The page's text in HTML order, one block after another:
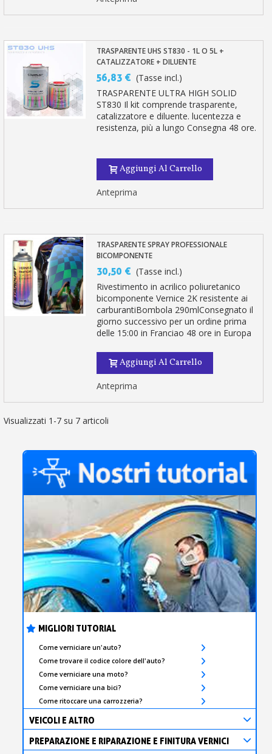
MIGLIORI TUTORIAL
Come verniciare un'auto?
Come trovare il codice colore dell'auto?
Come verniciare una moto?
Come verniciare una bici?
Come ritoccare una carrozzeria?
VEICOLI E ALTRO
PREPARAZIONE E RIPARAZIONE E FINITURA VERNICI
TRASPARENTE UHS ST830 - 1L O 5L +
CATALIZZATORE + DILUENTE
56,83 € (Tasse incl.)
TRASPARENTE ULTRA HIGH SOLID
ST830 Il kit comprende trasparente,
catalizzatore e diluente. lucentezza e
resistenza, più a lungo Consegna 48 ore.
Aggiungi Al Carrello
Anteprima
TRASPARENTE SPRAY PROFESSIONALE
BICOMPONENTE
30,50 € (Tasse incl.)
Rivestimento in acrilico poliuretanico
bicomponente Vernice 2K resistente ai
carburantiBombola 290mlConsegnato il
giorno successivo per un ordine prima
delle 15:00 in Franciao 48 ore in Europa
Aggiungi Al Carrello
Anteprima
Visualizzati 1-7 su 7 articoli